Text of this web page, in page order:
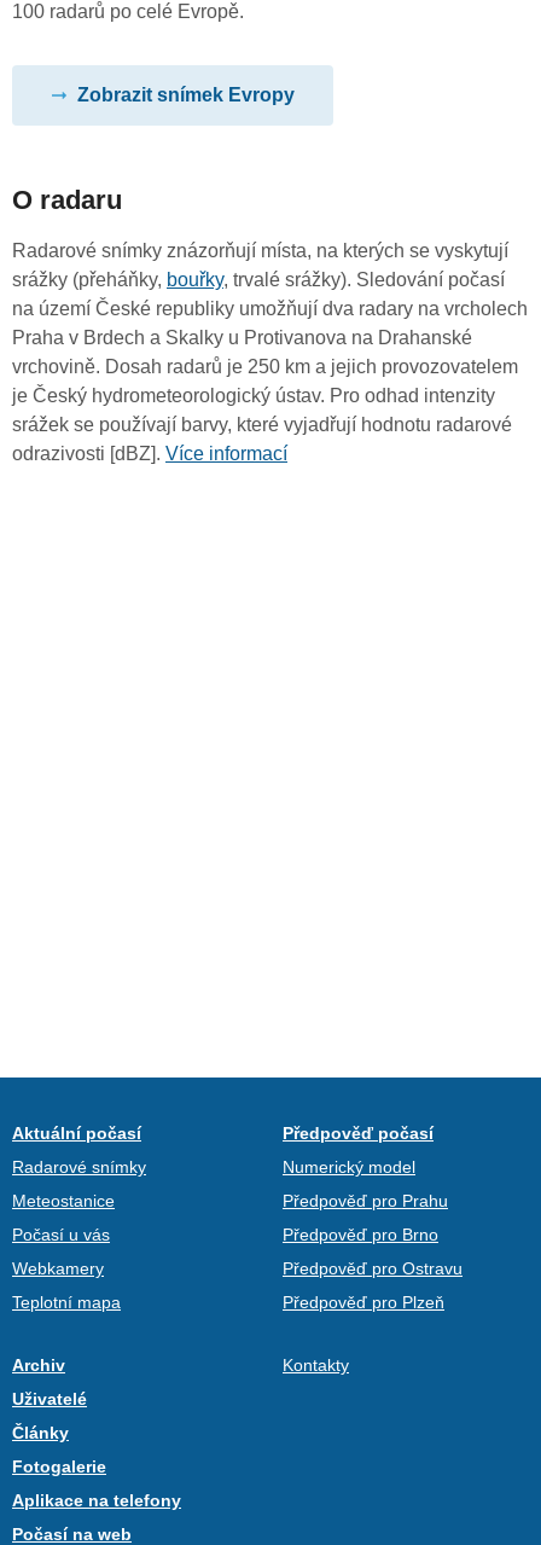
100 radarů po celé Evropě.
Zobrazit snímek Evropy
O radaru
Radarové snímky znázorňují místa, na kterých se vyskytují
srážky (přeháňky, bouřky, trvalé srážky). Sledování počasí
na území České republiky umožňují dva radary na vrcholech
Praha v Brdech a Skalky u Protivanova na Drahanské
vrchovině. Dosah radarů je 250 km a jejich provozovatelem
je Český hydrometeorologický ústav. Pro odhad intenzity
srážek se používají barvy, které vyjadřují hodnotu radarové
odrazivosti [dBZ]. Více informací
Aktuální počasí
Radarové snímky
Meteostanice
Počasí u vás
Webkamery
Teplotní mapa
Předpověď počasí
Numerický model
Předpověď pro Prahu
Předpověď pro Brno
Předpověď pro Ostravu
Předpověď pro Plzeň
Archiv
Uživatelé
Články
Fotogalerie
Aplikace na telefony
Počasí na web
Kontakty